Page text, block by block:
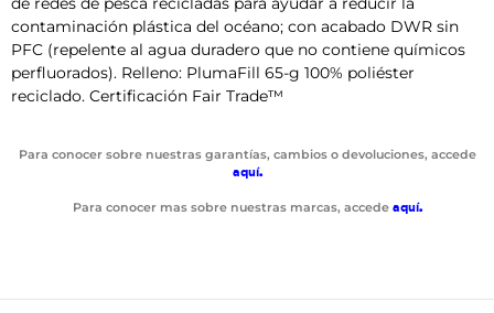
contaminación plástica del océano; con acabado DWR sin
PFC (repelente al agua duradero que no contiene químicos
perfluorados). Relleno: PlumaFill 65-g 100% poliéster
reciclado. Certificación Fair Trade™
Para conocer sobre nuestras garantías, cambios o devoluciones, accede
aquí.
Para conocer mas sobre nuestras marcas, accede aquí.